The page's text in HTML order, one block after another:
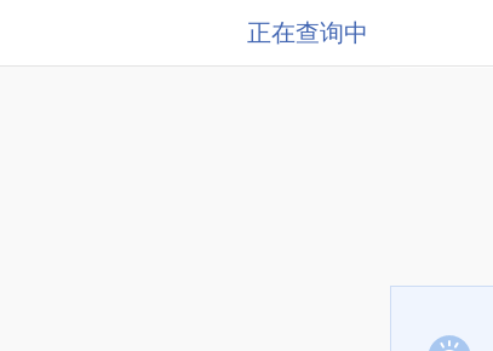
正在查询中